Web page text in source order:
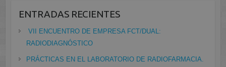
ENTRADAS RECIENTES
VII ENCUENTRO DE EMPRESA FCT/DUAL:
RADIODIAGNÓSTICO
PRÁCTICAS EN EL LABORATORIO DE RADIOFARMACIA.